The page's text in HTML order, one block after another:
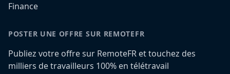
Finance
POSTER UNE OFFRE SUR REMOTEFR
Publiez votre offre sur RemoteFR et touchez des
milliers de travailleurs 100% en télétravail